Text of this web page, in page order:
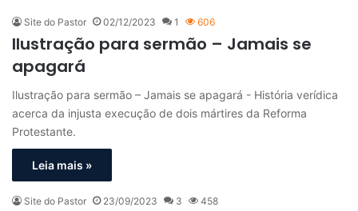
Site do Pastor 02/12/2023 1 606
Ilustração para sermão – Jamais se
apagará
Ilustração para sermão – Jamais se apagará - História verídica
acerca da injusta execução de dois mártires da Reforma
Protestante.
Leia mais »
Site do Pastor 23/09/2023 3 458